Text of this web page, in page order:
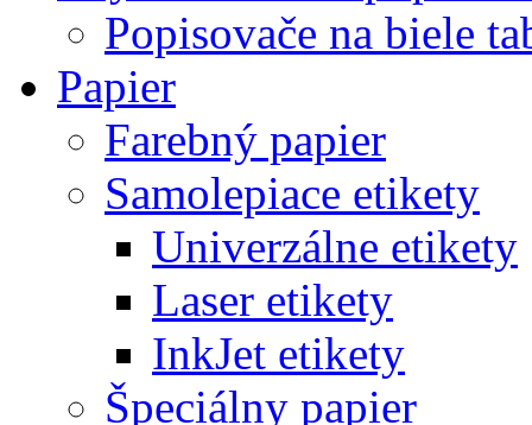
Popisovače na biele
Papier
Farebný papier
Samolepiace etikety
Univerzálne etikety
Laser etikety
InkJet etikety
Špeciálny papier